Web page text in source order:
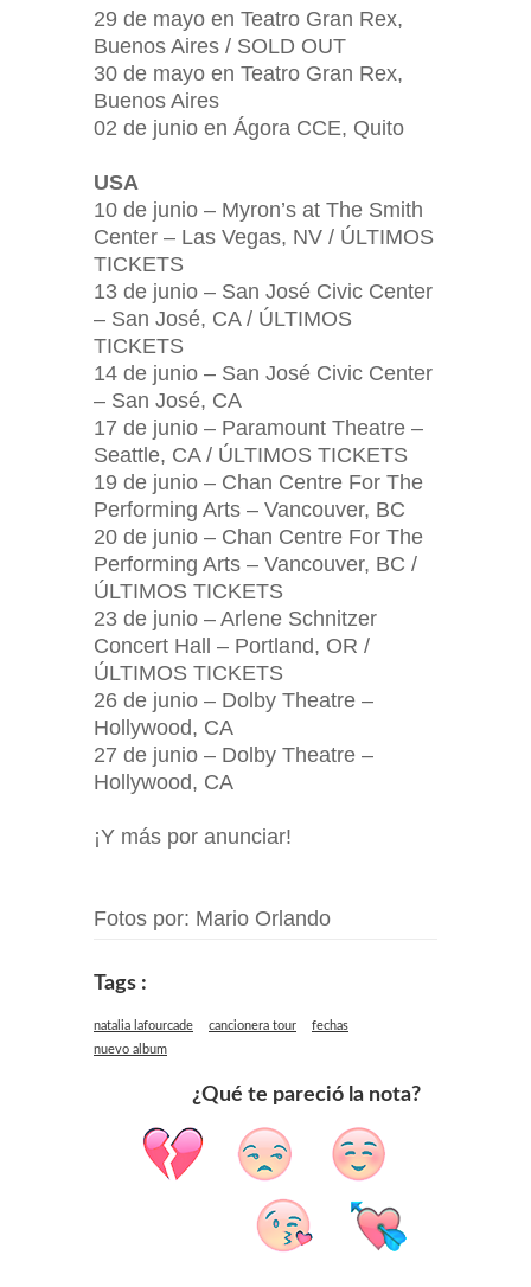
29 de mayo en Teatro Gran Rex,
Buenos Aires / SOLD OUT
30 de mayo en Teatro Gran Rex,
Buenos Aires
02 de junio en Ágora CCE, Quito
USA
10 de junio – Myron’s at The Smith
Center – Las Vegas, NV / ÚLTIMOS
TICKETS
13 de junio – San José Civic Center
– San José, CA / ÚLTIMOS
TICKETS
14 de junio – San José Civic Center
– San José, CA
17 de junio – Paramount Theatre –
Seattle, CA / ÚLTIMOS TICKETS
19 de junio – Chan Centre For The
Performing Arts – Vancouver, BC
20 de junio – Chan Centre For The
Performing Arts – Vancouver, BC /
ÚLTIMOS TICKETS
23 de junio – Arlene Schnitzer
Concert Hall – Portland, OR /
ÚLTIMOS TICKETS
26 de junio – Dolby Theatre –
Hollywood, CA
27 de junio – Dolby Theatre –
Hollywood, CA
¡Y más por anunciar!
Fotos por: Mario Orlando
Tags :
natalia lafourcade cancionera tour
fechas
nuevo album
¿Qué te pareció la nota?